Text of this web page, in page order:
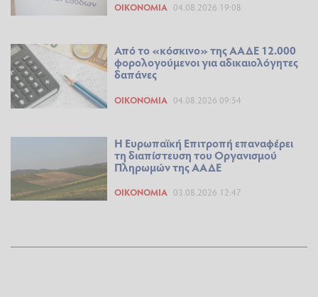
ΟΙΚΟΝΟΜΊΑ 04.08.2026 19:08
Από το «κόσκινο» της ΑΑΔΕ 12.000
φορολογούμενοι για αδικαιολόγητες
δαπάνες
ΟΙΚΟΝΟΜΊΑ 04.08.2026 09:54
H Ευρωπαϊκή Επιτροπή επαναφέρει
τη διαπίστευση του Οργανισμού
Πληρωμών της ΑΑΔΕ
ΟΙΚΟΝΟΜΊΑ 03.08.2026 12:47